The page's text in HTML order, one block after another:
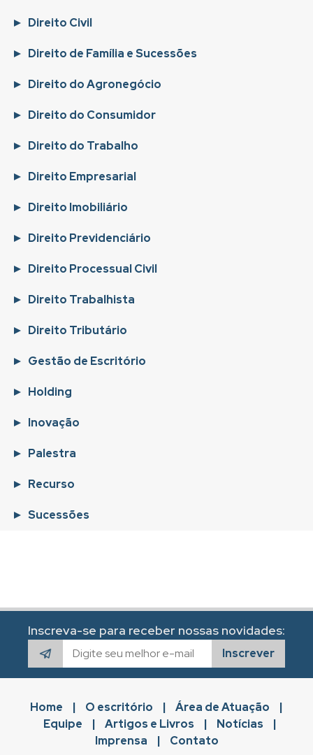
Direito Civil
Direito de Família e Sucessões
Direito do Agronegócio
Direito do Consumidor
Direito do Trabalho
Direito Empresarial
Direito Imobiliário
Direito Previdenciário
Direito Processual Civil
Direito Trabalhista
Direito Tributário
Gestão de Escritório
Holding
Inovação
Palestra
Recurso
Sucessões
Inscreva-se para receber nossas novidades:
Inscrever
Home | O escritório | Área de Atuação
|
Equipe
| Artigos e Livros | Notícias
|
Imprensa
| Contato